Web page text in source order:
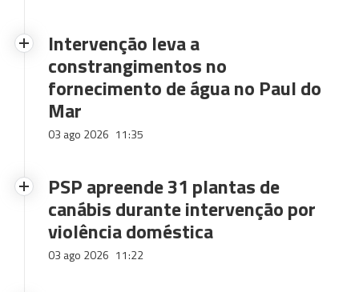
Intervenção leva a
constrangimentos no
fornecimento de água no Paul do
Mar
03 ago 2026 11:35
PSP apreende 31 plantas de
canábis durante intervenção por
violência doméstica
03 ago 2026 11:22